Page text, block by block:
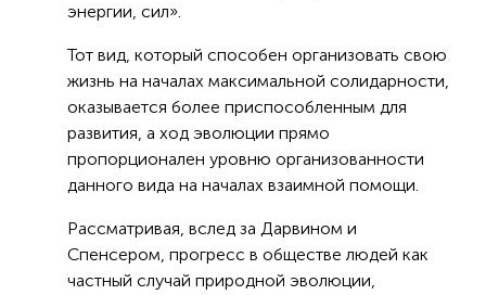
энергии, сил».
Тот вид, который способен организовать свою
жизнь на началах максимальной солидарности,
оказывается более приспособленным для
развития, а ход эволюции прямо
пропорционален уровню организованности
данного вида на началах взаимной помощи.
Рассматривая, вслед за Дарвином и
Спенсером, прогресс в обществе людей как
частный случай природной эволюции,